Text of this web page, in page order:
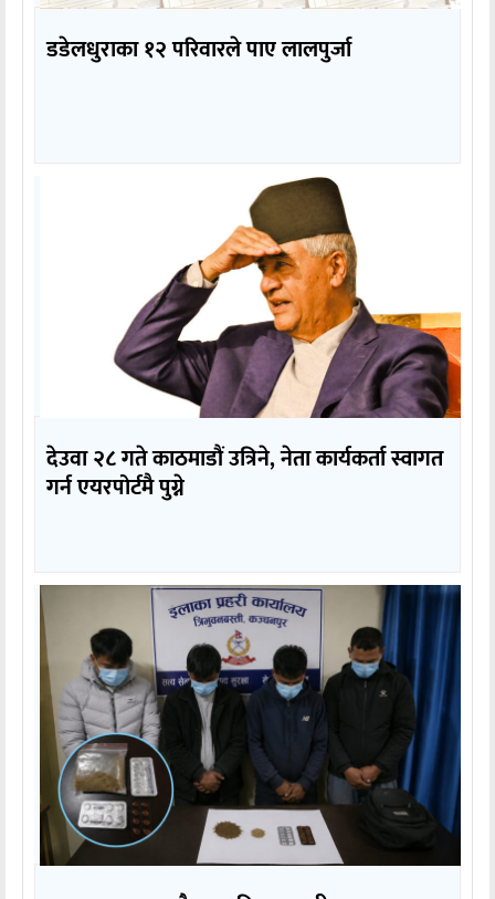
डडेलधुराका १२ परिवारले पाए लालपुर्जा
देउवा २८ गते काठमाडौं उत्रिने, नेता कार्यकर्ता स्वागत
गर्न एयरपोर्टमै पुग्ने